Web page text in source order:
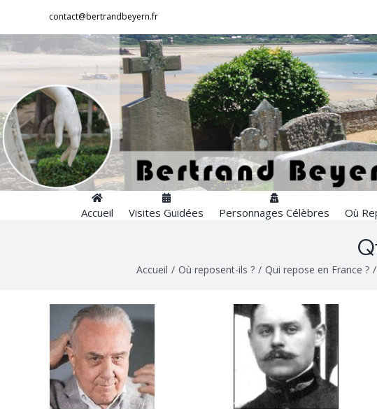
contenu
contact@bertrandbeyern.fr
Accueil Visites Guidées Personnages Célèbres Où
Accueil / Où reposent-ils ? / Qui repose en France ? /